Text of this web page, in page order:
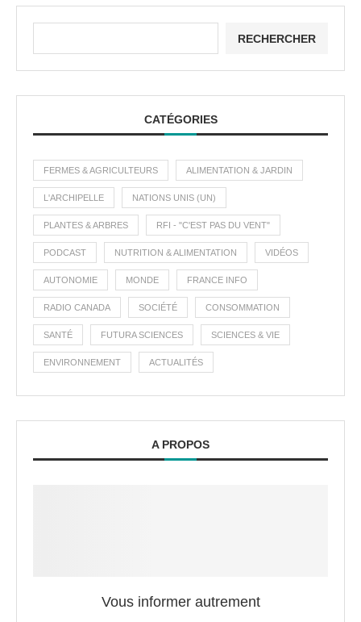
RECHERCHER
CATÉGORIES
FERMES & AGRICULTEURS ALIMENTATION & JARDIN
L'ARCHIPELLE NATIONS UNIS (UN)
PLANTES & ARBRES RFI - "C'EST PAS DU VENT"
PODCAST NUTRITION & ALIMENTATION VIDÉOS
AUTONOMIE MONDE FRANCE INFO
RADIO CANADA SOCIÉTÉ CONSOMMATION
SANTÉ FUTURA SCIENCES SCIENCES & VIE
ENVIRONNEMENT ACTUALITÉS
A PROPOS
Vous informer autrement